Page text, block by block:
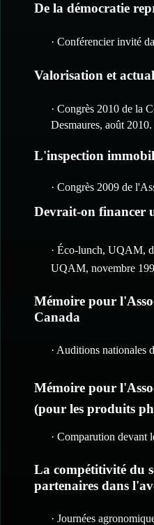
De la démocratie
· Conférencier invité
Valorisation et
· Congrès 2010 de la
Desmaures, août 2010.
L'inspection
· Congrès 2009 de
Devrait-on financer
· Éco-lunch, UQAM,
UQAM, novembre
Mémoire pour
Canada
· Auditions nationales
Mémoire pour
(pour les produits
· Comparution devant
La compétitivité du
partenaires dans
· Journées